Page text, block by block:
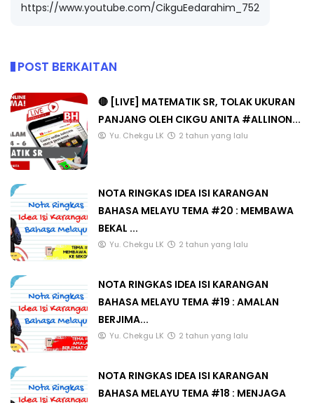
https://www.youtube.com/CikguEedarahim_752
POST BERKAITAN
🔴 [LIVE] MATEMATIK SR, TOLAK UKURAN
PANJANG OLEH CIKGU ANITA #ALLINON...
Yu. Chekgu LK 2 tahun yang lalu
NOTA RINGKAS IDEA ISI KARANGAN
BAHASA MELAYU TEMA #20 : MEMBAWA
BEKAL ...
Yu. Chekgu LK 2 tahun yang lalu
NOTA RINGKAS IDEA ISI KARANGAN
BAHASA MELAYU TEMA #19 : AMALAN
BERJIMA...
Yu. Chekgu LK 2 tahun yang lalu
NOTA RINGKAS IDEA ISI KARANGAN
BAHASA MELAYU TEMA #18 : MENJAGA